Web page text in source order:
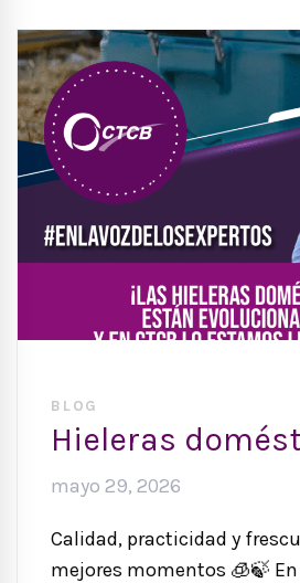
BLOG
Hieleras
mayo 29, 2026
Calidad, practicidad y
mejores momentos 🧊🍃